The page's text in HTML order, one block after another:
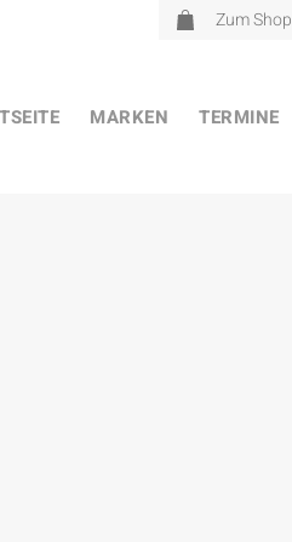
Zum Shop
MARKEN TERMINE